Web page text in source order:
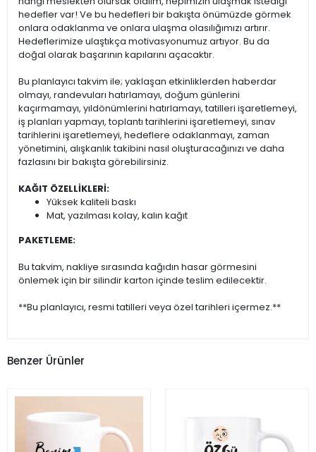
hedefler var! Ve bu hedefleri bir bakışta önümüzde görmek
onlara odaklanma ve onlara ulaşma olasılığımızı artırır.
Hedeflerimize ulaştıkça motivasyonumuz artıyor. Bu da
doğal olarak başarının kapılarını açacaktır.
Bu planlayıcı takvim ile; yaklaşan etkinliklerden haberdar
olmayı, randevuları hatırlamayı, doğum günlerini
kaçırmamayı, yıldönümlerini hatırlamayı, tatilleri işaretlemeyi,
iş planları yapmayı, toplantı tarihlerini işaretlemeyi, sınav
tarihlerini işaretlemeyi, hedeflere odaklanmayı, zaman
yönetimini, alışkanlık takibini nasıl oluşturacağınızı ve daha
fazlasını bir bakışta görebilirsiniz.
KAĞIT ÖZELLİKLERİ:
Yüksek kaliteli baskı
Mat, yazılması kolay, kalın kağıt
PAKETLEME:
Bu takvim, nakliye sırasında kağıdın hasar görmesini
önlemek için bir silindir karton içinde teslim edilecektir.
**Bu planlayıcı, resmi tatilleri veya özel tarihleri içermez.**
Benzer Ürünler